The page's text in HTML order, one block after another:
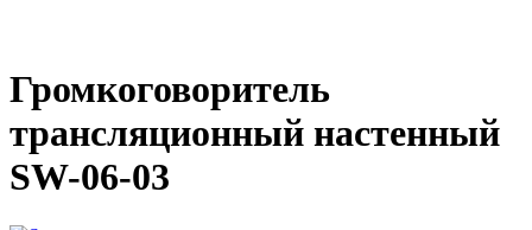
Громкоговоритель
трансляционный настенный
SW-06-03